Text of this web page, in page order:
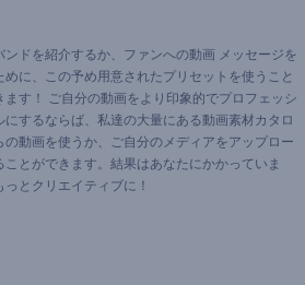
ンドを紹介するか、ファンへの動画 メッセージを
めに、この予め用意されたプリセットを使うこと
ます！ ご自分の動画をより印象的でプロフェッシ
にするならば、私達の大量にある動画素材カタロ
の動画を使うか、ご自分のメディアをアップロー
ことができます。結果はあなたにかかっていま
っとクリエイティブに！